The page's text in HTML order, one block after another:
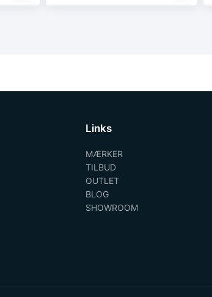
Links
MÆRKER
TILBUD
OUTLET
BLOG
SHOWROOM